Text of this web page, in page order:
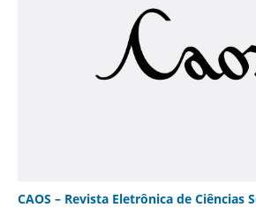
CAOS – Revista Eletrônica de Ciências